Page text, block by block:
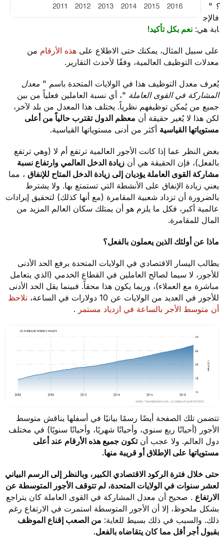
؟"
فالإج
ابة هي:نعم بكل تأكيد!
على سبيل المثال، يمكنك حتى الاطلاع على هذه الأرقاممن
معدلات التوظيف العالمية، وفقًا لأحدث التقارير.
يُعرف معدل التوظيف هذا في الولايات المتحدة باسم "معدل
المشاركة في القوى العاملة"، أي نسبة العاملين فعلياً من بين
جميع من يُمكن توظيفهم نظرياً. يختلف هذا المعدل من بلد لآخر،
لكن هذا لا يُغير حقيقة أنمعظم الدول تقترب حالياً من أعلى
مستوياتها القياسيةأكثر من أدنى مستوياتها القياسية.
بغض النظر عما إذا كانت الأجور العالمية ترتفع أم لا (وهي ترتفع
بالفعل)، فإن الحقيقة هي أنزيادة الدخل العالمي وارتفاع نسبة
مشاركة القوى العاملة يؤديان إلى زيادة الدخل المتاح للإنفاق، مما
يعني زيادة الإنفاق على الأنشطة التي تستمتع بها. ولا يشترط
بالضرورة أن تزداد شعبية المقامرة (مع أنها كذلك) لتحقيق إيرادات
عالمية أكبر، فكل ما يلزم هو أن يمتلك سكان العالم المزيد من
المال للمقامرة.
ماذا عن أولئك الذين يعملون بالفعل؟
يطالب اليسار الاقتصادي في الولايات المتحدة برفع الحد الأدنى
للأجور، لا سيما لصالح العاملين في القطاع الخدمي (الذي يتعامل
مباشرة مع العملاء)، وربما يكون هذا محقاً. فبينما يقل الحد الأدنى
للأجور في العديد من الولايات عن 10 دولارات في الساعة،
نلاحظ
أن متوسط الأجر بالساعة في ازدياد مستمر.
تتضمن تلك الصفحة أيضًا رسمًا بيانيًا في أسفلها يناقش متوسط
الأجور (أحيانًا ربع سنوي، وأحيانًا شهريًا، وأحيانًا سنويًا) في مختلف
دول العالم. ولا عجب أنتكون جميع هذه الأرقام عند أعلى
مستوياتها على الإطلاق أو قريبة منها.
حتى خلال فترة الركود الاقتصادي الكبير، وبالنظر إلى الرسم البياني
لعشر سنوات في الولايات المتحدة، لم تتوقف الأجور المتوسطة عن
الارتفاع. صحيح أن معدل المشاركة في القوى العاملة كان يتراجع
بشكل ملحوظ، إلا أن الأجور المتوسطة استمرت في الارتفاع رغم
ذلك. والسبب في ذلك بسيط للغاية:من الصعب إقناع الموظف
بقبول أجر أقل مما كان يتقاضاه بالفعل.